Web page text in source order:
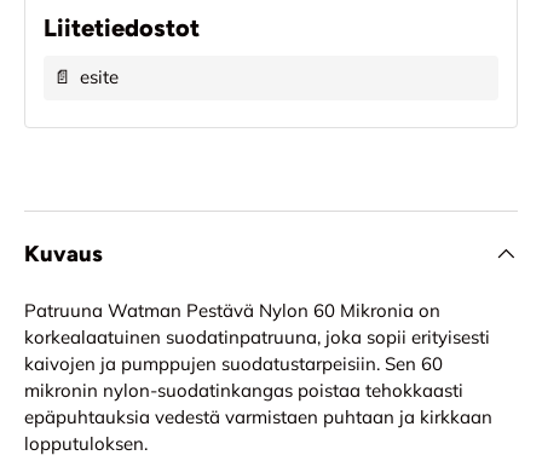
Liitetiedostot
📄 esite
Kuvaus
Patruuna Watman Pestävä Nylon 60 Mikronia on
korkealaatuinen suodatinpatruuna, joka sopii erityisesti
kaivojen ja pumppujen suodatustarpeisiin. Sen 60
mikronin nylon-suodatinkangas poistaa tehokkaasti
epäpuhtauksia vedestä varmistaen puhtaan ja kirkkaan
lopputuloksen.